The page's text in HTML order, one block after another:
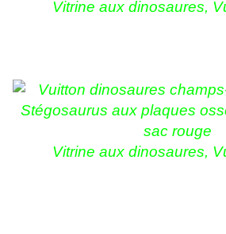
Vitrine aux dinosaures,
Stégosaurus aux plaques
sac rouge
Vitrine aux dinosaures,